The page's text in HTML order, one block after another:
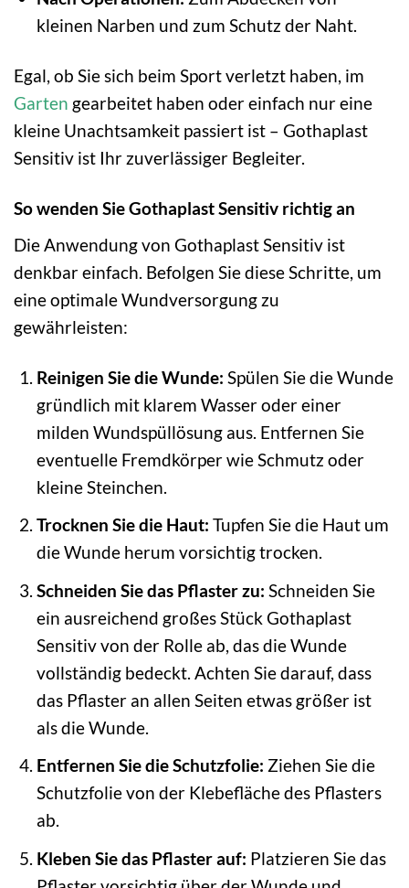
kleinen Narben und zum Schutz der Naht.
Egal, ob Sie sich beim Sport verletzt haben, im
Garten gearbeitet haben oder einfach nur eine
kleine Unachtsamkeit passiert ist – Gothaplast
Sensitiv ist Ihr zuverlässiger Begleiter.
So wenden Sie Gothaplast Sensitiv richtig an
Die Anwendung von Gothaplast Sensitiv ist
denkbar einfach. Befolgen Sie diese Schritte, um
eine optimale Wundversorgung zu
gewährleisten:
Reinigen Sie die Wunde: Spülen Sie die Wunde
gründlich mit klarem Wasser oder einer
milden Wundspüllösung aus. Entfernen Sie
eventuelle Fremdkörper wie Schmutz oder
kleine Steinchen.
Trocknen Sie die Haut: Tupfen Sie die Haut um
die Wunde herum vorsichtig trocken.
Schneiden Sie das Pflaster zu: Schneiden Sie
ein ausreichend großes Stück Gothaplast
Sensitiv von der Rolle ab, das die Wunde
vollständig bedeckt. Achten Sie darauf, dass
das Pflaster an allen Seiten etwas größer ist
als die Wunde.
Entfernen Sie die Schutzfolie: Ziehen Sie die
Schutzfolie von der Klebefläche des Pflasters
ab.
Kleben Sie das Pflaster auf: Platzieren Sie das